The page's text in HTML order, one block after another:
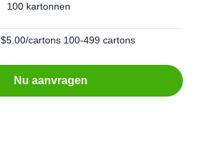
100 kartonnen
$5.00/cartons 100-499 cartons
Nu aanvragen